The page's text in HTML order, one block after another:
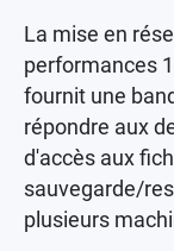
La mise en
performances
fournit une
répondre aux
d'accès aux
sauvegarde/
plusieurs